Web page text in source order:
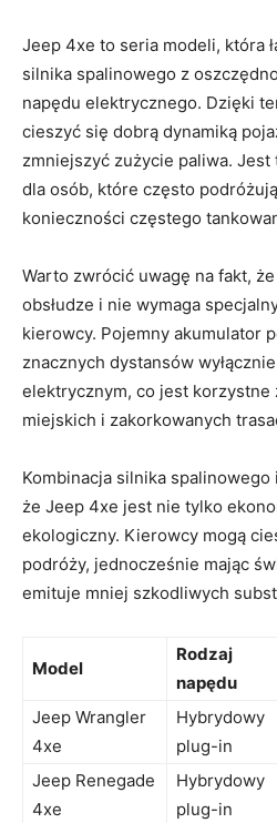
Jeep 4xe to seria modeli, która
silnika‌ spalinowego ⁢z
napędu elektrycznego. Dzięki
cieszyć się dobrą‍ dynamiką
zmniejszyć‍ zużycie paliwa. Jest
dla osób, które często
⁢konieczności częstego
Warto zwrócić uwagę⁢ na fakt,
obsłudze i nie wymaga
kierowcy. Pojemny akumulator
znacznych dystansów
elektrycznym, co jest korzystne
miejskich i zakorkowanych
Kombinacja‍ silnika
że Jeep 4xe jest nie tylko
ekologiczny.‌ Kierowcy‌ mogą
podróży, jednocześnie mając
emituje mniej szkodliwych
Model
Rodzaj
napędu
Jeep Wrangler
‌4xe
Hybrydowy
plug-in
Jeep Renegade
4xe
Hybrydowy
plug-in